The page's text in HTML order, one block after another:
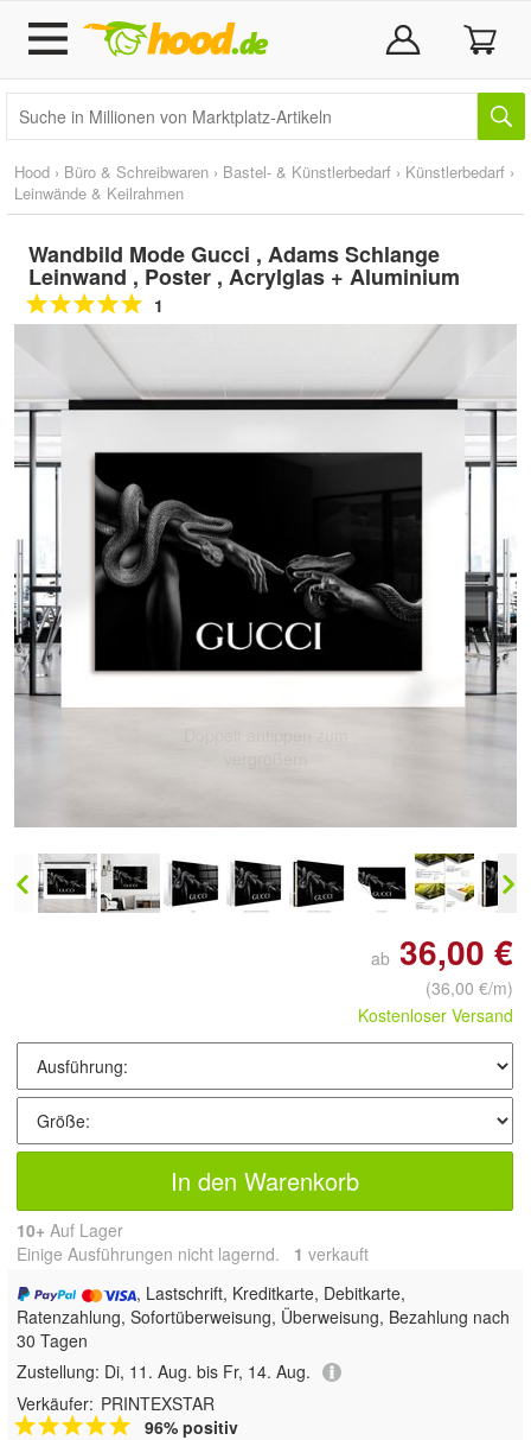
Hood › Büro & Schreibwaren › Bastel- & Künstlerbedarf › Künstlerbedarf ›
Leinwände & Keilrahmen
Wandbild Mode Gucci , Adams Schlange
Leinwand , Poster , Acrylglas + Aluminium
1
ab 36,00 €
(36,00 €/m)
Kostenloser Versand
In den Warenkorb
10+ Auf Lager
Einige Ausführungen nicht lagernd. 1 verkauft
, Lastschrift, Kreditkarte, Debitkarte,
Ratenzahlung, Sofortüberweisung, Überweisung, Bezahlung nach
30 Tagen
Zustellung: Di, 11. Aug. bis Fr, 14. Aug.
Verkäufer: PRINTEXSTAR
96% positiv